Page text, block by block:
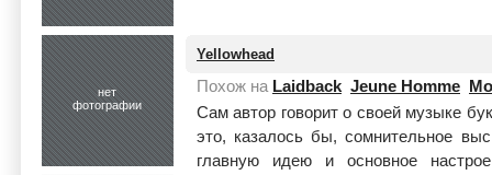
нет
фотографии
Yellowhead
Похож на Laidback Jeune Homme
Сам автор говорит о своей музыке
это, казалось бы, сомнительное
главную идею и основное